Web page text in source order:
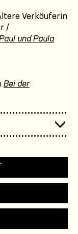
Verkäuferin
/
und Paula
Bei der